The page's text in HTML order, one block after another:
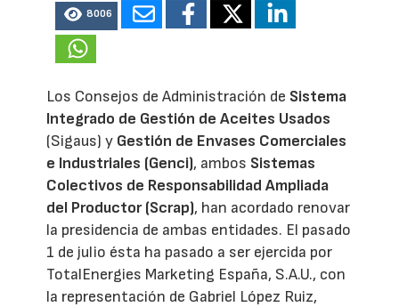
8006
Los Consejos de Administración de Sistema
Integrado de Gestión de Aceites Usados
(Sigaus) y Gestión de Envases Comerciales
e Industriales (Genci), ambos Sistemas
Colectivos de Responsabilidad Ampliada
del Productor (Scrap), han acordado renovar
la presidencia de ambas entidades. El pasado
1 de julio ésta ha pasado a ser ejercida por
TotalEnergies Marketing España, S.A.U., con
la representación de Gabriel López Ruiz,